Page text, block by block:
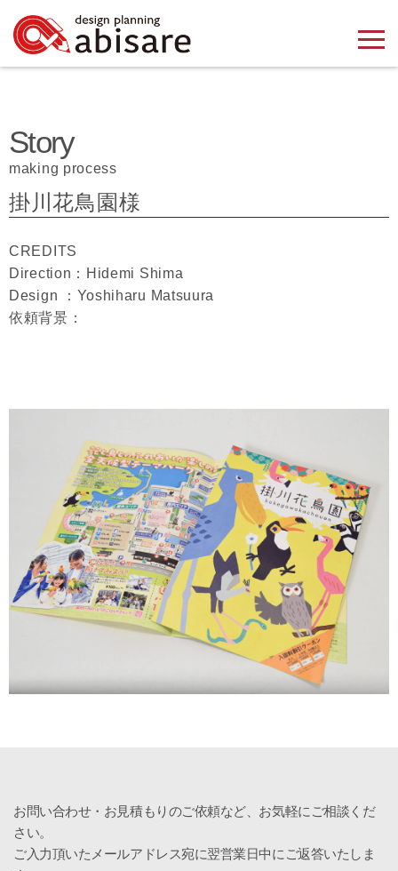
Story
making process
掛川花鳥園様
CREDITS
Direction：Hidemi Shima
Design ：Yoshiharu Matsuura
依頼背景：
お問い合わせ・お見積もりのご依頼など、お気軽にご相談くだ
さい。
ご入力頂いたメールアドレス宛に翌営業日中にご返答いたしま